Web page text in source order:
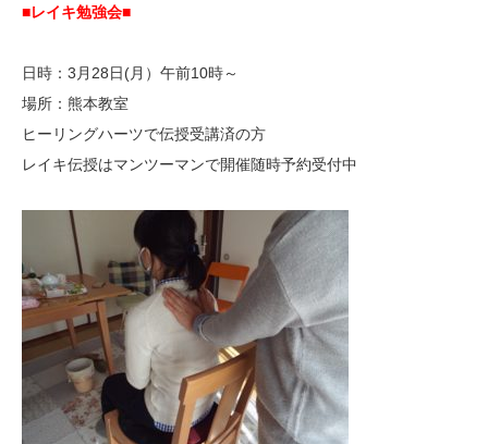
■レイキ勉強会■
日時：3月28日(月）午前10時～
場所：熊本教室
ヒーリングハーツで伝授受講済の方
レイキ伝授はマンツーマンで開催随時予約受付中